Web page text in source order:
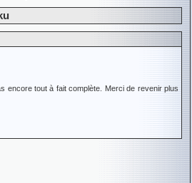
encore tout à fait complète. Merci de revenir plus